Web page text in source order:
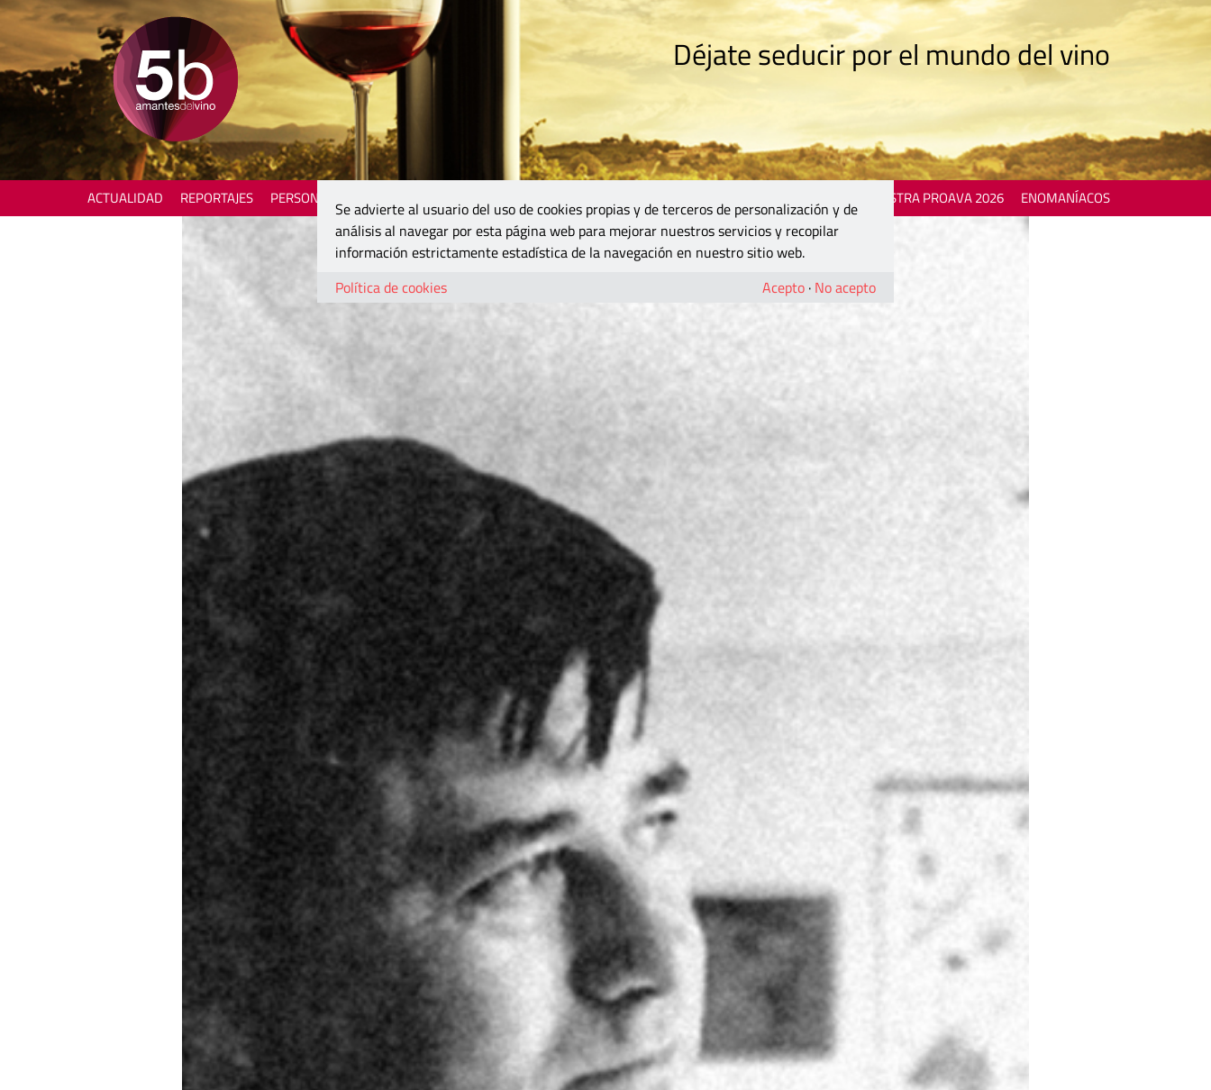
Déjate seducir por el mundo del vino
ACTUALIDAD REPORTAJES PERSONAJES MOSTRA PROAVA 2026 ENOMANÍACOS
Se advierte al usuario del uso de cookies propias y de terceros de personalización y de
análisis al navegar por esta página web para mejorar nuestros servicios y recopilar
información estrictamente estadística de la navegación en nuestro sitio web.
Política de cookies
Acepto · No acepto